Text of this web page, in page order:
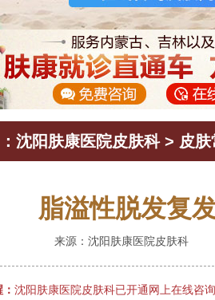
沈阳肤康医院皮肤科> 皮
脂溢性脱发复
来源：沈阳肤康医院皮肤科
沈阳肤康医院皮肤科已开通网上在线咨